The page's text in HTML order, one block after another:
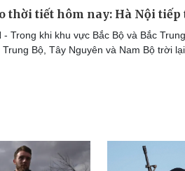
thời tiết hôm nay: Hà Nội tiếp
- Trong khi khu vực Bắc Bộ và Bắc
Trung Bộ, Tây Nguyên và Nam Bộ trời